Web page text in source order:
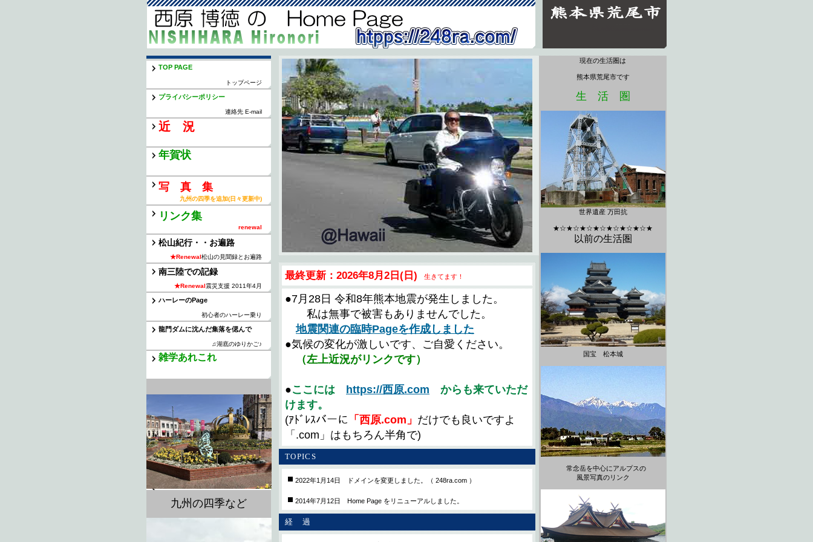
最終更新：2026年8月2日(日) 生きてます！
●7月28日 令和8年熊本地震が発生しました。
私は無事で被害もありませんでした。
地震関連の臨時Pageを作成しました
●気候の変化が激しいです、ご自愛ください。
（左上近況がリンクです）
●ここには https://西原.com からも来ていただ
けます。
(ｱﾄﾞﾚｽバーに 「西原.com」 だけでも良いですよ
「.com」はもちろん半角で)
TOPICS
2022年1月14日 ドメインを変更しました。（ 248ra.com ）
2014年7月12日 Home Page をリニューアルしました。
経 過
トップページ
TOP PAGE
連絡先 E-mail
プライバシーポリシー
近 況
年賀状
九州の四季を追加(日々更新中)
写 真 集
renewal
リンク集
★Renewal松山の見聞録とお遍路
松山紀行・・お遍路
★Renewal震災支援 2011年4月
南三陸での記録
初心者のハーレー乗り
ハーレーのPage
♫湖底のゆりかご♪
龍門ダムに沈んだ集落を偲んで
雑学あれこれ
九州の四季など
現在の生活圏は
熊本県荒尾市です
生 活 圏
世界遺産 万田抗
★☆★☆★☆★☆★☆★☆★☆★
以前の生活圏
国宝 松本城
常念岳を中心にアルプスの
風景写真のリンク